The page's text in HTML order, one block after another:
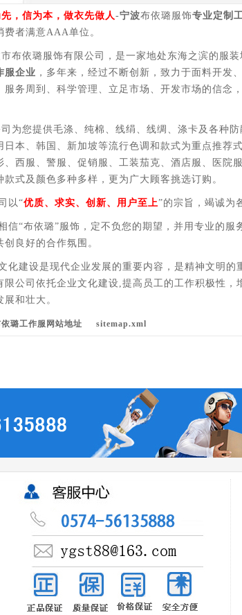
信为本，做衣先做人-宁波布依璐服饰专业定制
费者满意AAA单位。
依璐服饰有限公司，是一家地处东海之滨的服装
服企业 ，多年来，经过不断创新，致力于面料开发
服务周到、科学管理、立足市场、开发市场的信念
您提供毛涤、纯棉、线绢、线绸、涤卡及各种防
日本、韩国、新加坡等流行色调和款式为重点推荐
、西服、警服、促销服、工装茄克、酒店服、医院
款式及颜色多种多样，更为广大顾客挑选订购。
以“优质、求实、创新、用户至上”的宗旨，竭诚为
“布依璐”服饰，定不负您的期望，并用专业的服
创良好的合作氛围。
建设是现代企业发展的重要内容，是精神文明的
限公司依托企业文化建设,提高员工的工作积极性
展和壮大。
璐工作服网站地址 sitemap.xml